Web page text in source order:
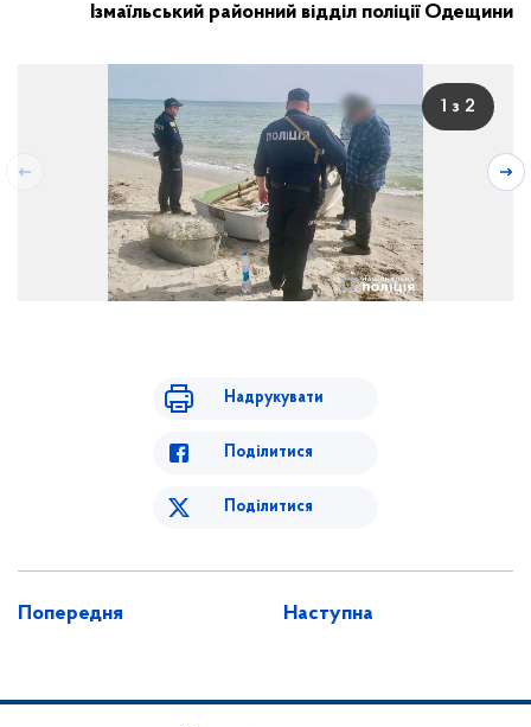
Ізмаїльський районний відділ поліції Одещини
1 з 2
Надрукувати
Поділитися
Поділитися
Попередня Наступна